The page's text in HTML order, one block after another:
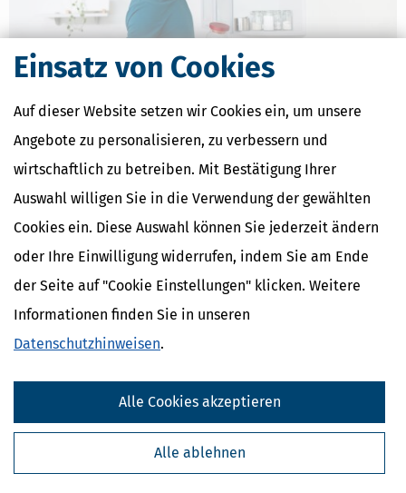
Einsatz von Cookies
Auf dieser Website setzen wir Cookies ein, um unsere
Angebote zu personalisieren, zu verbessern und
wirtschaftlich zu betreiben. Mit Bestätigung Ihrer
Auswahl willigen Sie in die Verwendung der gewählten
Cookies ein. Diese Auswahl können Sie jederzeit ändern
oder Ihre Einwilligung widerrufen, indem Sie am Ende
der Seite auf "Cookie Einstellungen" klicken. Weitere
Informationen finden Sie in unseren
Datenschutzhinweisen.
Alle ablehnen
Alle Cookies akzeptieren
Doppelte Haushaltsführung: BFH-Urteil zum eigenen Hausstand
am Wohnort
04.09.2023, 06:33 Uhr]Voraussetzung für die steuerliche
Anerkennung einer doppelten Haushaltsführung ist, dass Sie
neben der Zweitwohnung am Beschäftigungsort einen eigenen
Hausstand an Ihrem Lebensmittelpunkt unterhalten – die
Hauptwohnung. Vor allem bei alleinstehenden Arbeitnehmern